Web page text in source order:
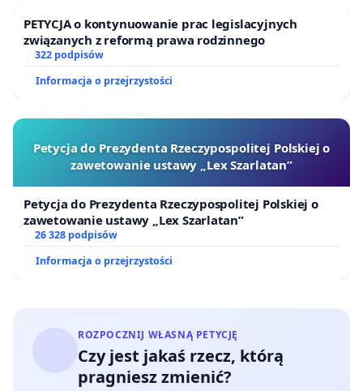
PETYCJA o kontynuowanie prac legislacyjnych
związanych z reformą prawa rodzinnego
322 podpisów
Informacja o przejrzystości
Petycja do Prezydenta Rzeczypospolitej Polskiej o
zawetowanie ustawy „Lex Szarlatan”
Petycja do Prezydenta Rzeczypospolitej Polskiej o
zawetowanie ustawy „Lex Szarlatan”
26 328 podpisów
Informacja o przejrzystości
ROZPOCZNIJ WŁASNĄ PETYCJĘ
Czy jest jakaś rzecz, którą
pragniesz zmienić?